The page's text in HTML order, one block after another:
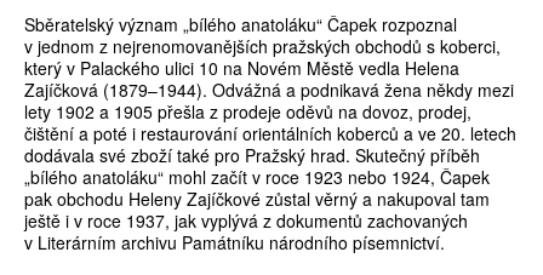
Sběratelský význam „bílého anatoláku“ Čapek rozpoznal
v jednom z nejrenomovanějších pražských obchodů s koberci,
který v Palackého ulici 10 na Novém Městě vedla Helena
Zajíčková (1879–1944). Odvážná a podnikavá žena někdy mezi
lety 1902 a 1905 přešla z prodeje oděvů na dovoz, prodej,
čištění a poté i restaurování orientálních koberců a ve 20. letech
dodávala své zboží také pro Pražský hrad. Skutečný příběh
„bílého anatoláku“ mohl začít v roce 1923 nebo 1924, Čapek
pak obchodu Heleny Zajíčkové zůstal věrný a nakupoval tam
ještě i v roce 1937, jak vyplývá z dokumentů zachovaných
v Literárním archivu Památníku národního písemnictví.